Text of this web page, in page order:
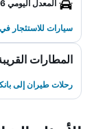
المعدل اليومي 36 ﷼
سيارات للاستئجار
المطارات
رحلات طيران إلى